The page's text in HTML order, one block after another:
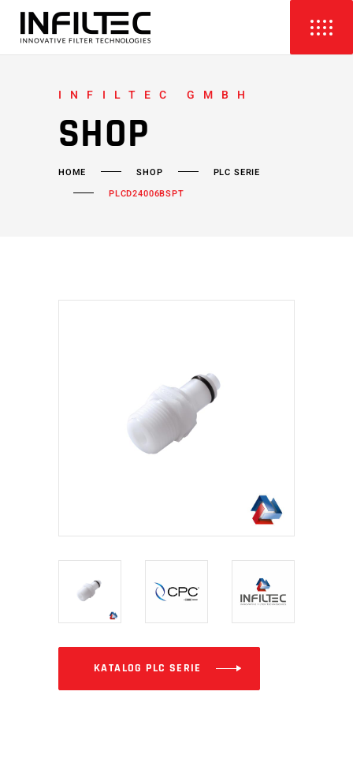
INFILTEC GMBH
SHOP
HOME SHOP
PLC SERIE
PLCD24006BSPT
KATALOG PLC SERIE